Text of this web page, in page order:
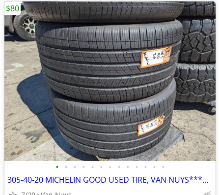
• • • • • • • • • • • • •
305-40-20 MICHELIN GOOD USED TIRE, VAN NUYS*********************$80 EA
$80